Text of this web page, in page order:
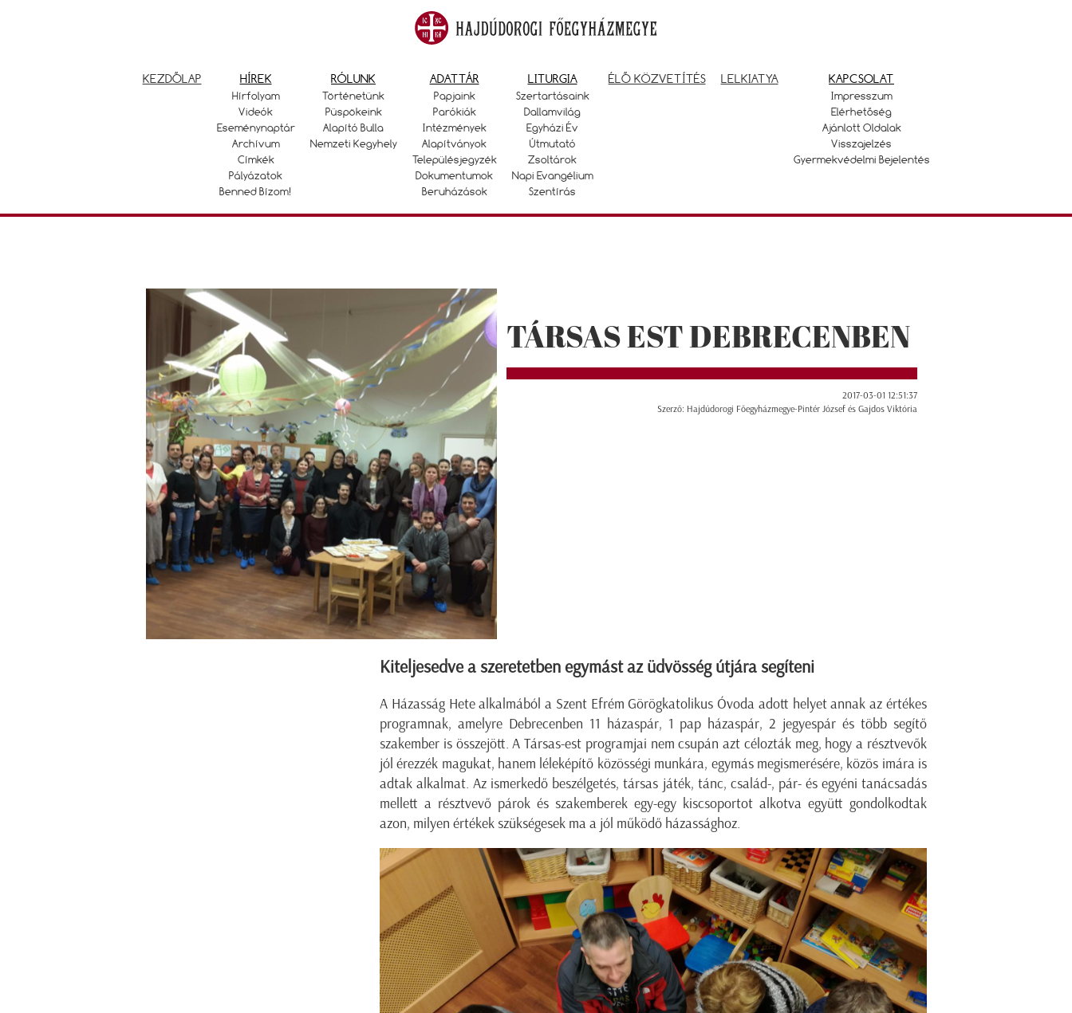
KEZDŐLAP HÍREK
Hírfolyam
Videók
Eseménynaptár
Archívum
Címkék
Pályázatok
Benned Bízom!
RÓLUNK
Történetünk
Püspökeink
Alapító Bulla
Nemzeti Kegyhely
ADATTÁR
Papjaink
Parókiák
Intézmények
Alapítványok
Településjegyzék
Dokumentumok
Beruházások
LITURGIA
Szertartásaink
Dallamvilág
Egyházi Év
Útmutató
Zsoltárok
Napi Evangélium
Szentírás
ÉLŐ KÖZVETÍTÉS LELKIATYA KAPCSOLAT
Impresszum
Elérhetőség
Ajánlott Oldalak
Visszajelzés
Gyermekvédelmi Bejelentés
TÁRSAS EST DEBRECENBEN
2017-03-01 12:51:37
Szerző: Hajdúdorogi Főegyházmegye-Pintér József és Gajdos Viktória
Kiteljesedve a szeretetben egymást az üdvösség útjára segíteni
A Házasság Hete alkalmából a Szent Efrém Görögkatolikus Óvoda adott helyet annak az értékes
programnak, amelyre Debrecenben 11 házaspár, 1 pap házaspár, 2 jegyespár és több segítő
szakember is összejött. A Társas-est programjai nem csupán azt célozták meg, hogy a résztvevők
jól érezzék magukat, hanem léleképítő közösségi munkára, egymás megismerésére, közös imára is
adtak alkalmat. Az ismerkedő beszélgetés, társas játék, tánc, család-, pár- és egyéni tanácsadás
mellett a résztvevő párok és szakemberek egy-egy kiscsoportot alkotva együtt gondolkodtak
azon, milyen értékek szükségesek ma a jól működő házassághoz.